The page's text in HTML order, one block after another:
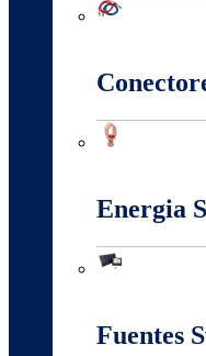
Energia
Fuentes